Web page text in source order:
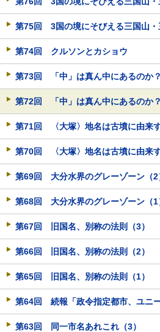
第75回 3国の境にそびえる三国山・
第74回 クルソンとカショウ
第73回 「中」は真ん中にあるのか？
第72回 「中」は真ん中にあるのか？
第71回 〈大塚〉地名は古墳に由来す
第70回 〈大塚〉地名は古墳に由来す
第69回 大分水界のグレーゾーン（2
第68回 大分水界のグレーゾーン（1
第67回 旧国名、別称の法則（3）
第66回 旧国名、別称の法則（2）
第65回 旧国名、別称の法則（1）
第64回 続報「政令指定都市、ユニー
第63回 同一市名あれこれ（3）